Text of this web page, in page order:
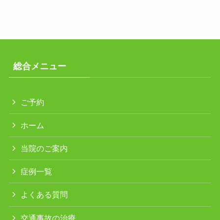
総合メニュー
ご予約
ホーム
当院のご案内
症例一覧
よくある質問
交通事故の治療